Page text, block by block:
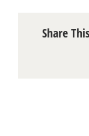
Share